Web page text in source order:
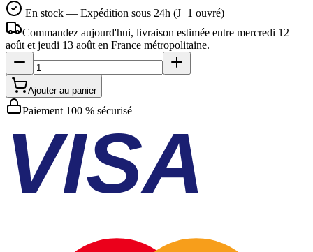
En stock — Expédition sous 24h (J+1 ouvré)
Commandez aujourd'hui, livraison estimée entre mercredi 12
août et jeudi 13 août en France métropolitaine.
Ajouter au panier
Paiement 100 % sécurisé
VISA